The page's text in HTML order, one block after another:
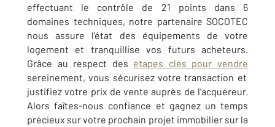
effectuant le contrôle de 21 points dans 6
domaines techniques, notre partenaire SOCOTEC
nous assure l’état des équipements de votre
logement et tranquillise vos futurs acheteurs.
Grâce au respect des étapes clés pour vendre
sereinement, vous sécurisez votre transaction et
justifiez votre prix de vente auprès de l’acquéreur.
Alors faîtes-nous confiance et gagnez un temps
précieux sur votre prochain projet immobilier sur la